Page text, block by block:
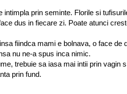
intimpla prin seminte. Florile si
dus in fiecare zi. Poate atunci
fiindca mami e bolnava, o face de
nu ne-a spus inca nimic.
trebuie sa iasa mai intii prin vagin
prin fund.